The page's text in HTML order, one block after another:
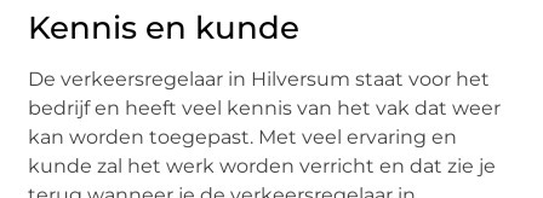
Kennis en kunde
De verkeersregelaar in Hilversum staat voor het
bedrijf en heeft veel kennis van het vak dat weer
kan worden toegepast. Met veel ervaring en
kunde zal het werk worden verricht en dat zie je